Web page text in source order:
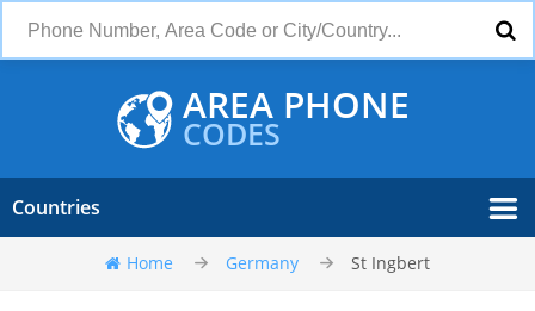
AREA PHONE
CODES
Countries
Home Germany St Ingbert